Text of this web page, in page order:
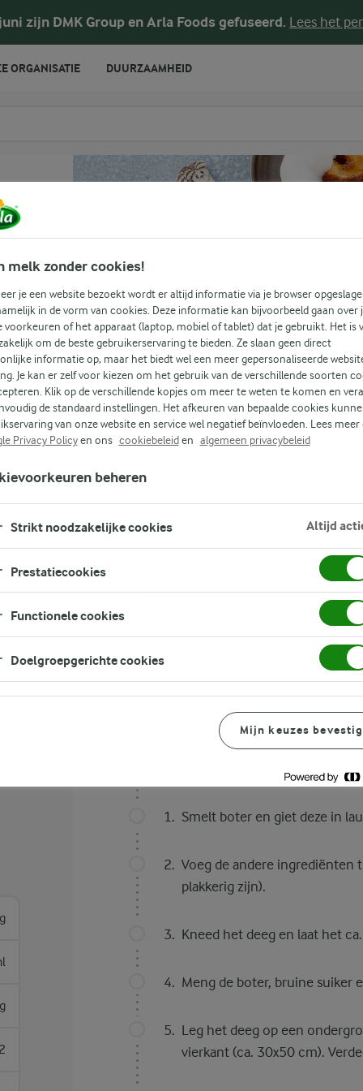
zijn DMK Group en Arla Foods gefuseerd. Lees het
(3)
Bereidingswijze
Smelt boter en giet deze in
Voeg de andere
plakkerig zijn).
Kneed het deeg en laat het
Meng de boter, bruine suiker
Leg het deeg op een
vierkant (ca. 30x50 cm).
ORGANISATIE DUURZAAMHEID
melk zonder cookies!
je een website bezoekt wordt er altijd informatie via je browser
in de vorm van cookies. Deze informatie kan bijvoorbeeld gaan over
voorkeuren of het apparaat (laptop, mobiel of tablet) dat je gebruikt. Het is
om de beste gebruikerservaring te bieden. Ze slaan geen direct
informatie op, maar het biedt wel een meer gepersonaliseerde
Je kan er zelf voor kiezen om het gebruik van de verschillende soorten
Klik op de verschillende kopjes om meer te weten te komen en
de standaard instellingen. Het afkeuren van bepaalde cookies
van onze website en service wel negatief beïnvloeden. Lees meer
Privacy Policyen ons cookiebeleiden algemeen privacybeleid
beheren
Strikt noodzakelijke cookies Altijd
Prestatiecookies
Functionele cookies
Doelgroepgerichte cookies
Mijn keuzes